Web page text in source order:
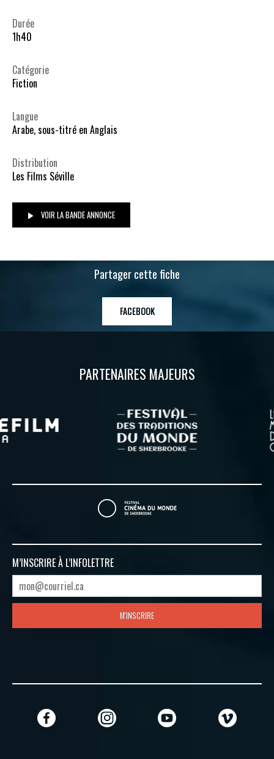
Durée
1h40
Catégorie
Fiction
Langue
Arabe, sous-titré en Anglais
Distribution
Les Films Séville
VOIR LA BANDE ANNONCE
Partager cette fiche
FACEBOOK
PARTENAIRES MAJEURS
M’INSCRIRE À L’INFOLETTRE
M'INSCRIRE